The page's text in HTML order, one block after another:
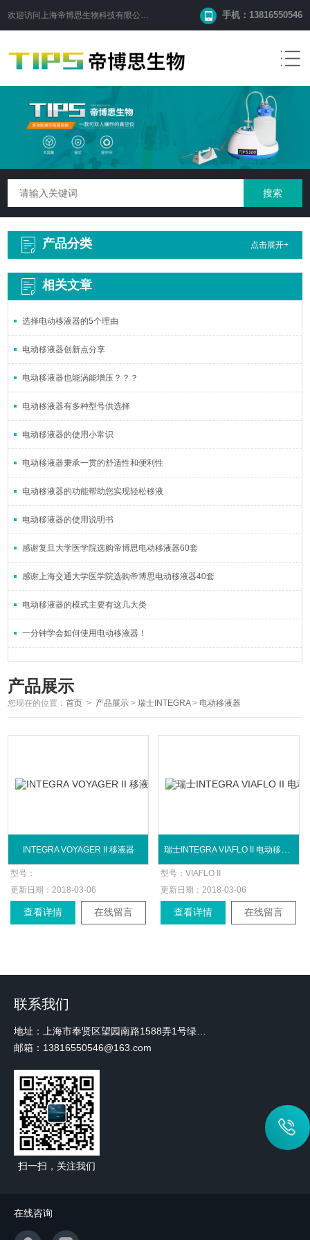
欢迎访问 上海帝博思生物科技有限公司 手机：13816550546
产品分类 点击展开+
相关文章
选择电动移液器的5个理由
电动移液器创新点分享
电动移液器也能涡能增压？？？
电动移液器有多种型号供选择
电动移液器的使用小常识
电动移液器秉承一贯的舒适性和便利性
电动移液器的功能帮助您实现轻松移液
电动移液器的使用说明书
感谢复旦大学医学院选购帝博思电动移液器60套
感谢上海交通大学医学院选购帝博思电动移液器40套
电动移液器的模式主要有这几大类
一分钟学会如何使用电动移液器！
产品展示
您现在的位置：首页 > 产品展示 >瑞士INTEGRA> 电动移液器
INTEGRA VOYAGER II 移液器
型号：
更新日期： 2018-03-06
查看详情 在线留言
型号：VIAFLO II
更新日期： 2018-03-06
查看详情 在线留言
联系我们
邮箱：13816550546@163.com
扫一扫，关注我们
在线咨询